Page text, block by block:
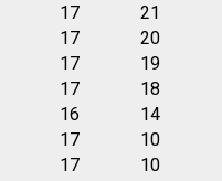
17
21
17
20
17
19
17
18
16
14
17
10
17
10